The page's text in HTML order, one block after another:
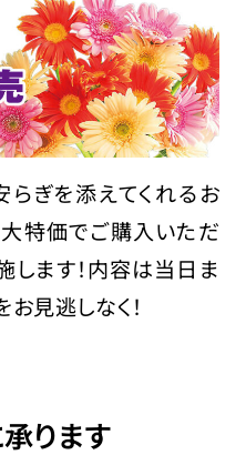
ぎを添えてくれるお
特価でご購入いただ
します！内容は当日ま
見逃しなく！
ります